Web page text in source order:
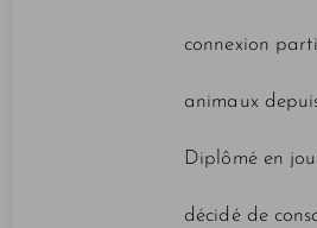
connexion
animaux
Diplômé en
décidé de